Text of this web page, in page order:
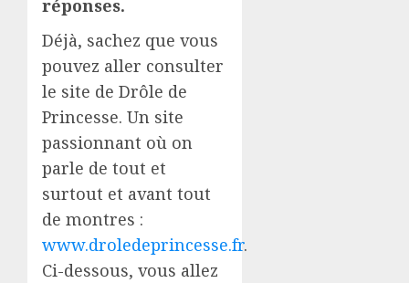
réponses.
Déjà, sachez que vous
pouvez aller consulter
le site de Drôle de
Princesse. Un site
passionnant où on
parle de tout et
surtout et avant tout
de montres :
www.droledeprincesse.fr.
Ci-dessous, vous allez